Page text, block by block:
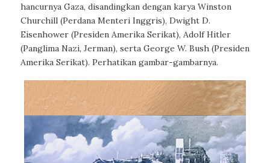
hancurnya Gaza, disandingkan dengan karya Winston
Churchill (Perdana Menteri Inggris), Dwight D.
Eisenhower (Presiden Amerika Serikat), Adolf Hitler
(Panglima Nazi, Jerman), serta George W. Bush (Presiden
Amerika Serikat). Perhatikan gambar-gambarnya.